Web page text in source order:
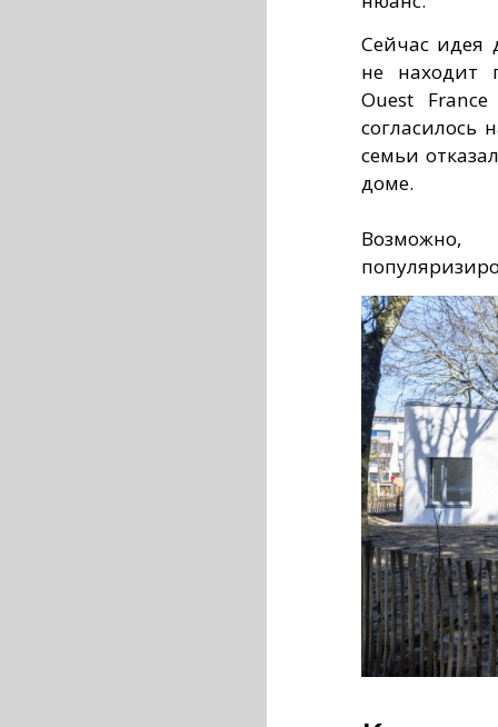
Сейчас идея
не находит
Ouest
согласилось
семьи
доме.